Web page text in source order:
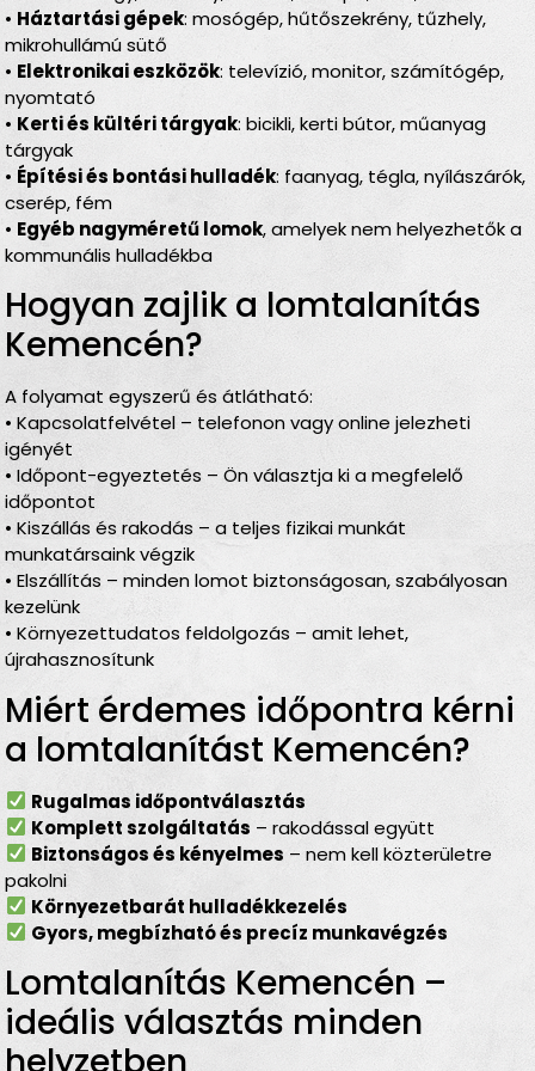
• Háztartási gépek: mosógép, hűtőszekrény, tűzhely,
mikrohullámú sütő
• Elektronikai eszközök: televízió, monitor, számítógép,
nyomtató
• Kerti és kültéri tárgyak: bicikli, kerti bútor, műanyag
tárgyak
• Építési és bontási hulladék: faanyag, tégla, nyílászárók,
cserép, fém
• Egyéb nagyméretű lomok, amelyek nem helyezhetők a
kommunális hulladékba
Hogyan zajlik a lomtalanítás
Kemencén?
A folyamat egyszerű és átlátható:
• Kapcsolatfelvétel – telefonon vagy online jelezheti
igényét
• Időpont-egyeztetés – Ön választja ki a megfelelő
időpontot
• Kiszállás és rakodás – a teljes fizikai munkát
munkatársaink végzik
• Elszállítás – minden lomot biztonságosan, szabályosan
kezelünk
• Környezettudatos feldolgozás – amit lehet,
újrahasznosítunk
Miért érdemes időpontra kérni
a lomtalanítást Kemencén?
Rugalmas időpontválasztás
Komplett szolgáltatás – rakodással együtt
Biztonságos és kényelmes – nem kell közterületre
pakolni
Környezetbarát hulladékkezelés
Gyors, megbízható és precíz munkavégzés
Lomtalanítás Kemencén –
ideális választás minden